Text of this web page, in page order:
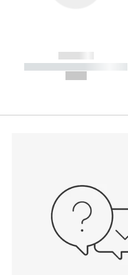
------------
----------- ----------- -----------